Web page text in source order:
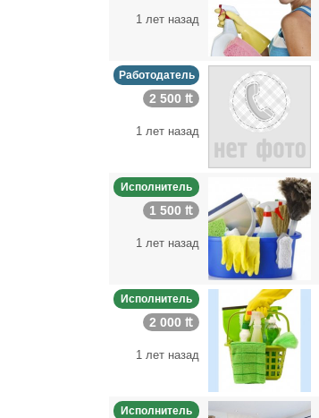
1 лет назад
Работодатель
2 500 ₶
1 лет назад
Исполнитель
1 500 ₶
1 лет назад
Исполнитель
2 000 ₶
1 лет назад
Исполнитель